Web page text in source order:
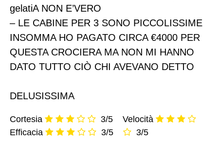
gelatiA NON E’VERO
– LE CABINE PER 3 SONO PICCOLISSIME
INSOMMA HO PAGATO CIRCA €4000 PER
QUESTA CROCIERA MA NON MI HANNO
DATO TUTTO CIÒ CHI AVEVANO DETTO
DELUSISSIMA
Cortesia
3/5
Efficacia
3/5
Velocità
3/5